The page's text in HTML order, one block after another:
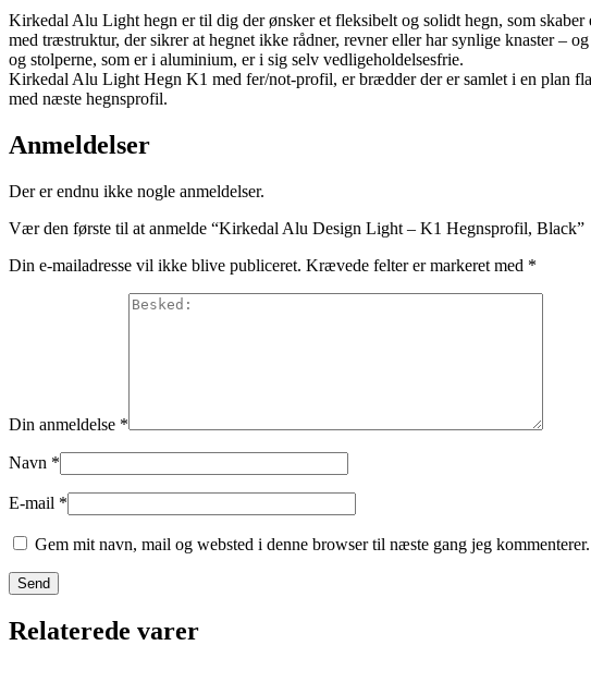
Kirkedal Alu Light hegn er til dig der ønsker et fleksibelt og solidt hegn, som
med træstruktur, der sikrer at hegnet ikke rådner, revner eller har synlige knaster
og stolperne, som er i aluminium, er i sig selv vedligeholdelsesfrie.
Kirkedal Alu Light Hegn K1 med fer/not-profil, er brædder der er samlet i en plan
med næste hegnsprofil.
Anmeldelser
Der er endnu ikke nogle anmeldelser.
Vær den første til at anmelde “Kirkedal Alu Design Light – K1 Hegnsprofil, Black”
Din e-mailadresse vil ikke blive publiceret. Krævede felter er markeret med *
Din anmeldelse *
Navn *
E-mail *
Gem mit navn, mail og websted i denne browser til næste gang jeg kommenterer.
Relaterede varer